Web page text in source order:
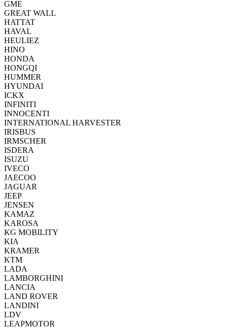
GME
GREAT WALL
HATTAT
HAVAL
HEULIEZ
HINO
HONDA
HONGQI
HUMMER
HYUNDAI
ICKX
INFINITI
INNOCENTI
INTERNATIONAL HARVESTER
IRISBUS
IRMSCHER
ISDERA
ISUZU
IVECO
JAECOO
JAGUAR
JEEP
JENSEN
KAMAZ
KAROSA
KG MOBILITY
KIA
KRAMER
KTM
LADA
LAMBORGHINI
LANCIA
LAND ROVER
LANDINI
LDV
LEAPMOTOR